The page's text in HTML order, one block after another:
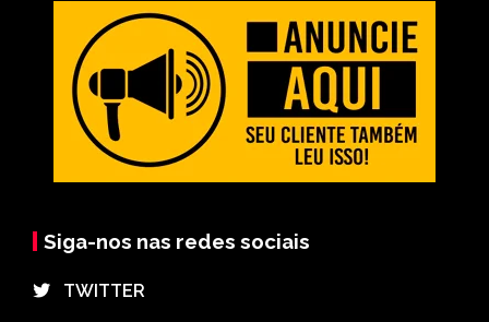
Siga-nos nas redes sociais
⠀TWITTER